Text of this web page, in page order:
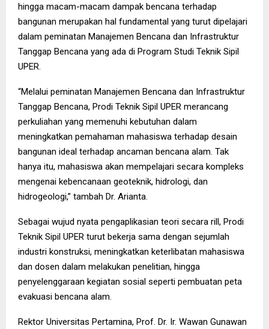
hingga macam-macam dampak bencana terhadap
bangunan merupakan hal fundamental yang turut dipelajari
dalam peminatan Manajemen Bencana dan Infrastruktur
Tanggap Bencana yang ada di Program Studi Teknik Sipil
UPER.
“Melalui peminatan Manajemen Bencana dan Infrastruktur
Tanggap Bencana, Prodi Teknik Sipil UPER merancang
perkuliahan yang memenuhi kebutuhan dalam
meningkatkan pemahaman mahasiswa terhadap desain
bangunan ideal terhadap ancaman bencana alam. Tak
hanya itu, mahasiswa akan mempelajari secara kompleks
mengenai kebencanaan geoteknik, hidrologi, dan
hidrogeologi,” tambah Dr. Arianta.
Sebagai wujud nyata pengaplikasian teori secara rill, Prodi
Teknik Sipil UPER turut bekerja sama dengan sejumlah
industri konstruksi, meningkatkan keterlibatan mahasiswa
dan dosen dalam melakukan penelitian, hingga
penyelenggaraan kegiatan sosial seperti pembuatan peta
evakuasi bencana alam.
Rektor Universitas Pertamina, Prof. Dr. Ir. Wawan Gunawan